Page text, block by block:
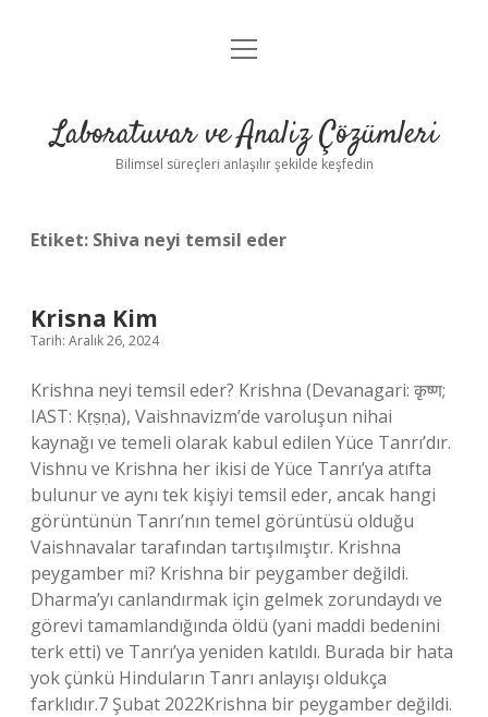
Anasayfa
Yasal Uyarı
menüyü
Laboratuvar ve Analiz Çözümleri
Bilimsel süreçleri anlaşılır şekilde keşfedin
Etiket: Shiva neyi temsil eder
Krisna Kim
Tarih: Aralık 26, 2024
Krishna neyi temsil eder? Krishna (Devanagari: कृष्ण;
IAST: Kṛṣṇa), Vaishnavizm’de varoluşun nihai
kaynağı ve temeli olarak kabul edilen Yüce Tanrı’dır.
Vishnu ve Krishna her ikisi de Yüce Tanrı’ya atıfta
bulunur ve aynı tek kişiyi temsil eder, ancak hangi
görüntünün Tanrı’nın temel görüntüsü olduğu
Vaishnavalar tarafından tartışılmıştır. Krishna
peygamber mi? Krishna bir peygamber değildi.
Dharma’yı canlandırmak için gelmek zorundaydı ve
görevi tamamlandığında öldü (yani maddi bedenini
terk etti) ve Tanrı’ya yeniden katıldı. Burada bir hata
yok çünkü Hinduların Tanrı anlayışı oldukça
farklıdır.7 Şubat 2022Krishna bir peygamber değildi.